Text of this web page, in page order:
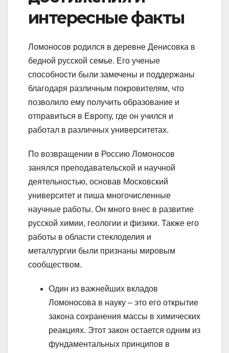
интересные факты
Ломоносов родился в деревне Денисовка в
бедной русской семье. Его ученые
способности были замечены и поддержаны
благодаря различным покровителям, что
позволило ему получить образование и
отправиться в Европу, где он учился и
работал в различных университетах.
По возвращении в Россию Ломоносов
занялся преподавательской и научной
деятельностью, основав Московский
университет и пиша многочисленные
научные работы. Он много внес в развитие
русской химии, геологии и физики. Также его
работы в области стеклоделия и
металлургии были признаны мировым
сообществом.
Один из важнейших вкладов
Ломоносова в науку – это его открытие
закона сохранения массы в химических
реакциях. Этот закон остается одним из
фундаментальных принципов в